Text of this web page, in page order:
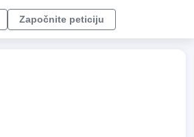
Započnite peticiju